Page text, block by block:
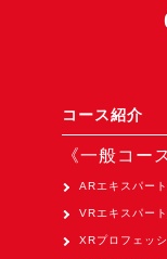
バーチャルイベン
3D空間キャプチャ
製造現場を革新す
>XR Museum『
《企業研修》
Unity研修
コース紹介
《一般コー
ARエキスパー
VRエキスパー
XRプロフェッ